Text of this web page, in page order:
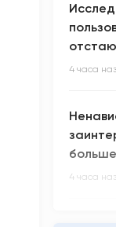
4 часа
4 часа